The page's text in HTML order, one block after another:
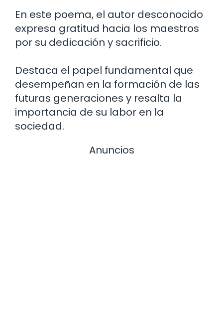
En este poema, el autor desconocido
expresa gratitud hacia los maestros
por su dedicación y sacrificio.
Destaca el papel fundamental que
desempeñan en la formación de las
futuras generaciones y resalta la
importancia de su labor en la
sociedad.
Anuncios